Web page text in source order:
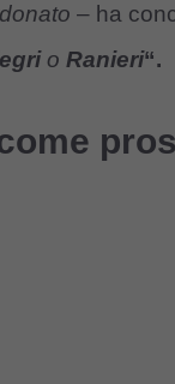
– ha
o Ranieri“.